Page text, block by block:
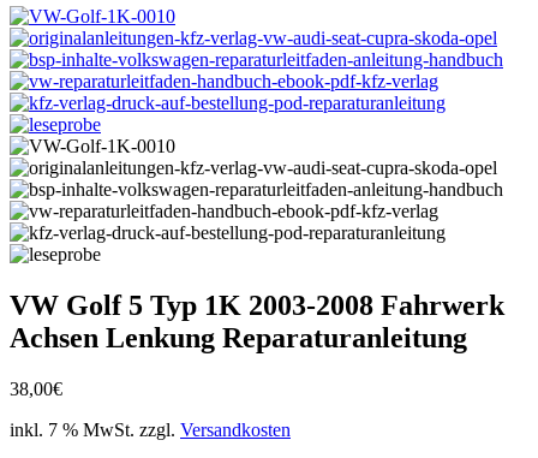
VW Golf 5 Typ 1K 2003-2008 Fahrwerk
Achsen Lenkung Reparaturanleitung
38,00€
inkl. 7 % MwSt. zzgl. Versandkosten